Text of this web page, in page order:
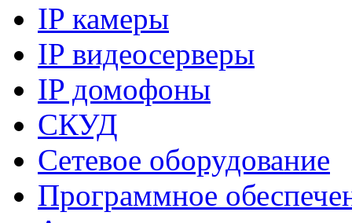
IP камеры
IP видеосерверы
IP домофоны
СКУД
Сетевое оборудование
Программное